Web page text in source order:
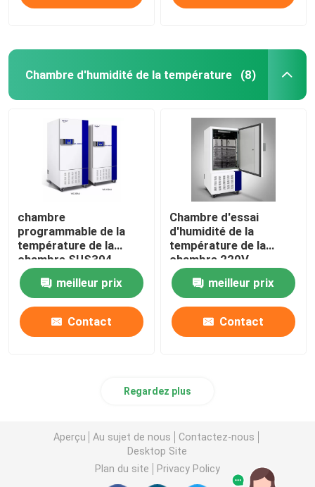
Chambre d'humidité de la température (8)
chambre
programmable de la
température de la
chambre SUS304
d'humidité de la
température 65C
meilleur prix
Contact
Chambre d'essai
d'humidité de la
température de la
chambre 220V
d'humidité de la
température d'OEM
meilleur prix
Contact
Regardez plus
Aperçu Au sujet de nous
Contactez-nous
Desktop Site
Plan du site
Privacy Policy